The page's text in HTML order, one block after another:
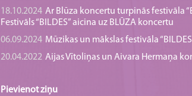
18.10.2024 Ar Blūza koncertu turpinās festivāla
Festivāls “BILDES” aicina uz BLŪZA koncertu
06.09.2024 Mūzikas un mākslas festivāla
20.04.2022 Aijas Vītoliņas un Aivara Hermaņa
Pievienot ziņu